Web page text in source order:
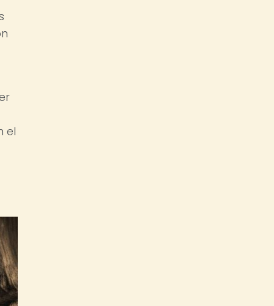
el